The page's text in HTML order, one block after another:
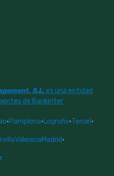
S.L.es una entidad
de Bankinter
·Pamplona·Logroño·Teruel ·
ValenciaMadrid·